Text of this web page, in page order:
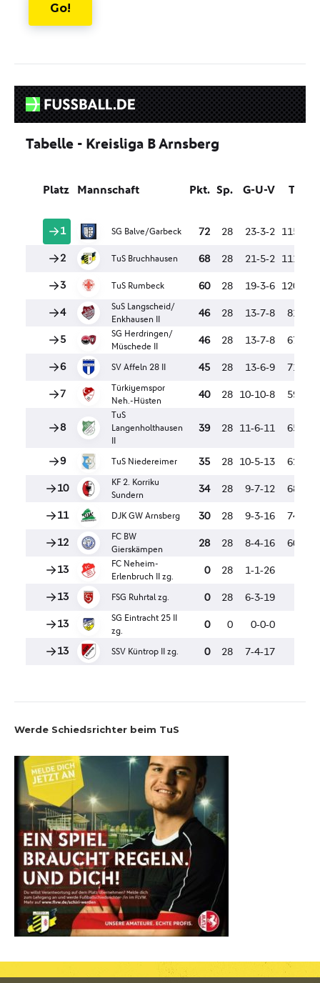
Go!
Werde Schiedsrichter beim TuS